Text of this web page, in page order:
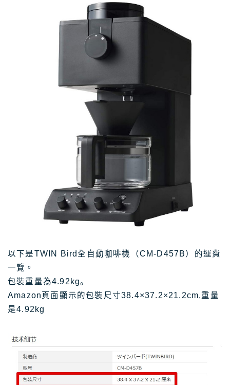
以下是TWIN Bird全自動咖啡機（CM-D457B）的運費
一覽。
包裝重量為4.92kg。
Amazon頁面顯示的包裝尺寸38.4×37.2×21.2cm,重量
是4.92kg